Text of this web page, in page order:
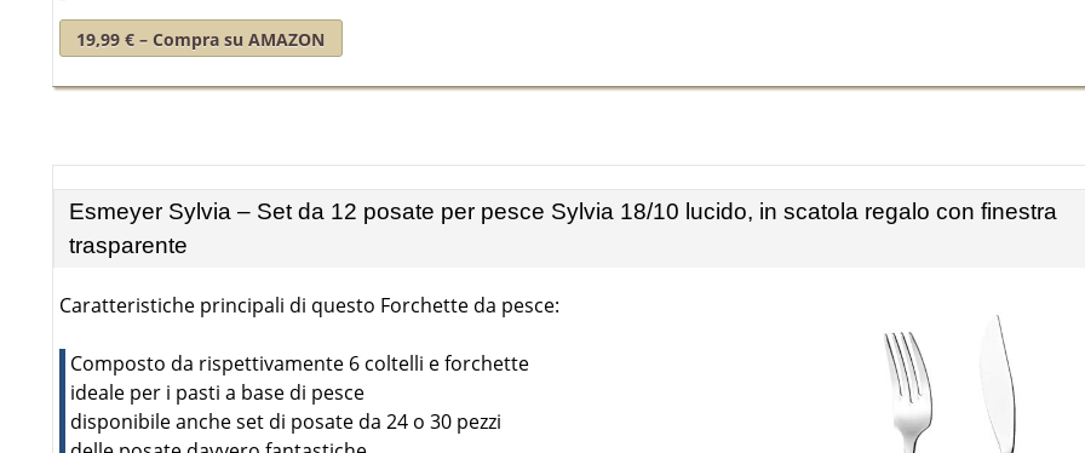
19,99 € – Compra su AMAZON
Esmeyer Sylvia – Set da 12 posate per pesce Sylvia 18/10 lucido, in scatola regalo con finestra
trasparente
Caratteristiche principali di questo Forchette da pesce:
Composto da rispettivamente 6 coltelli e forchette
ideale per i pasti a base di pesce
disponibile anche set di posate da 24 o 30 pezzi